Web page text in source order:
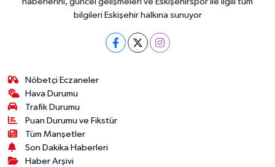
bilgileri Eskişehir halkına sunuyor
Nöbetçi Eczaneler
Hava Durumu
Trafik Durumu
Puan Durumu ve Fikstür
Tüm Manşetler
Son Dakika Haberleri
Haber Arşivi